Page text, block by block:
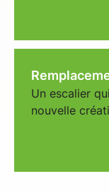
Un escalier
nouvelle